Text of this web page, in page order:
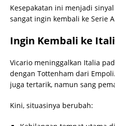
Kesepakatan ini menjadi
sangat ingin kembali ke Serie
Ingin Kembali ke
Vicario meninggalkan Italia
dengan Tottenham dari
juga tertarik, namun sang
Kini, situasinya berubah: